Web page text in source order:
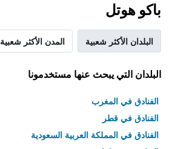
باكو هوتل
البلدان الأكثر شعبية المدن الأكثر شعبية
البلدان التي يبحث عنها مستخدمونا
الفنادق في المغرب
الفنادق في قطر
الفنادق في المملكة العربية السعودية